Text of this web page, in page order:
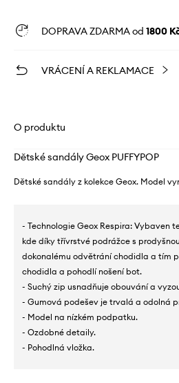
DOPRAVA ZDARMA od 1800
VRÁCENÍ A REKLAMACE
O produktu
Dětské sandály Geox PUFFYPOP
Dětské sandály z kolekce Geox. Model
- Technologie Geox Respira: Vybaven
kde díky třívrstvé podrážce s
dokonalému odvětrání chodidla a tím
chodidla a pohodlí nošení bot.
- Suchý zip usnadňuje obouvání a
- Gumová podešev je trvalá a odolná
- Model na nízkém podpatku.
- Ozdobné detaily.
- Pohodlná vložka.